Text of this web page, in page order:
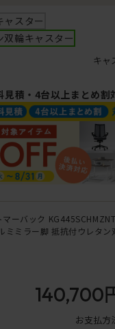
ャスター
双輪キャスター
キャ
積・4台以上まとめ割
ーバック
ミミラー脚 抵抗付ウレタ
140,700
お支払方